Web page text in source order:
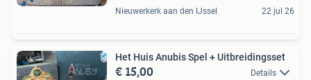
Nieuwerkerk aan den IJssel 22 jul 26
Het Huis Anubis Spel + Uitbreidingsset
€ 15,00 Details